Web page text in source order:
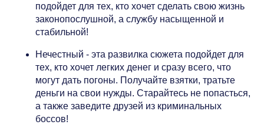
подойдет для тех, кто хочет сделать свою жизнь
законопослушной, а службу насыщенной и
стабильной!
Нечестный - эта развилка сюжета подойдет для
тех, кто хочет легких денег и сразу всего, что
могут дать погоны. Получайте взятки, тратьте
деньги на свои нужды. Старайтесь не попасться,
а также заведите друзей из криминальных
боссов!